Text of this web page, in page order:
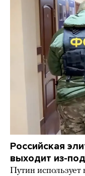
Российская
выходит из-
Путин